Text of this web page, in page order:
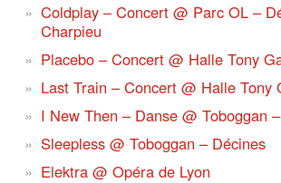
Coldplay – Concert @ Parc OL –
Charpieu
Placebo – Concert @ Halle Tony
Last Train – Concert @ Halle Tony
I New Then – Danse @ Toboggan
Sleepless @ Toboggan – Décines
Elektra @ Opéra de Lyon